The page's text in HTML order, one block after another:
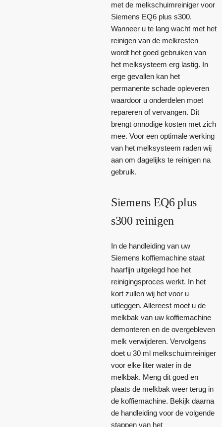
met de melkschuimreiniger voor
Siemens EQ6 plus s300.
Wanneer u te lang wacht met het
reinigen van de melkresten
wordt het goed gebruiken van
het melksysteem erg lastig. In
erge gevallen kan het
permanente schade opleveren
waardoor u onderdelen moet
repareren of vervangen. Dit
brengt onnodige kosten met zich
mee. Voor een optimale werking
van het melksysteem raden wij
aan om dagelijks te reinigen na
gebruik.
Siemens EQ6 plus
s300 reinigen
In de handleiding van uw
Siemens koffiemachine staat
haarfijn uitgelegd hoe het
reinigingsproces werkt. In het
kort zullen wij het voor u
uitleggen. Allereest moet u de
melkbak van uw koffiemachine
demonteren en de overgebleven
melk verwijderen. Vervolgens
doet u 30 ml melkschuimreiniger
voor elke liter water in de
melkbak. Meng dit goed en
plaats de melkbak weer terug in
de koffiemachine. Bekijk daarna
de handleiding voor de volgende
stappen van het